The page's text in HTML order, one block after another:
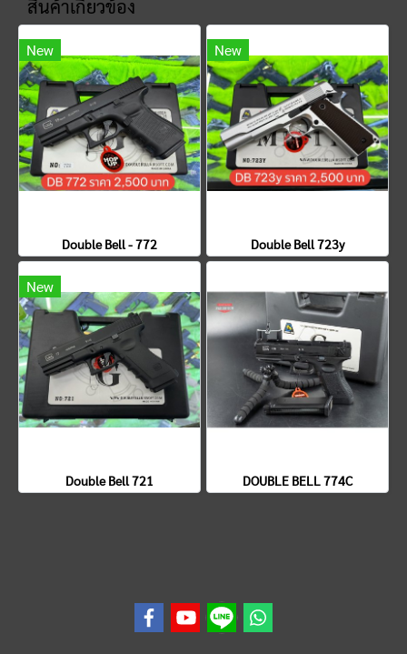
สินค้าเกี่ยวข้อง
New
Double Bell - 772
New
Double Bell 723y
New
Double Bell 721 DOUBLE BELL 774C